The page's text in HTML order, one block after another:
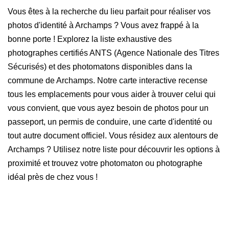
Vous êtes à la recherche du lieu parfait pour réaliser vos
photos d'identité à Archamps ? Vous avez frappé à la
bonne porte ! Explorez la liste exhaustive des
photographes certifiés ANTS (Agence Nationale des Titres
Sécurisés) et des photomatons disponibles dans la
commune de Archamps. Notre carte interactive recense
tous les emplacements pour vous aider à trouver celui qui
vous convient, que vous ayez besoin de photos pour un
passeport, un permis de conduire, une carte d'identité ou
tout autre document officiel. Vous résidez aux alentours de
Archamps ? Utilisez notre liste pour découvrir les options à
proximité et trouvez votre photomaton ou photographe
idéal près de chez vous !